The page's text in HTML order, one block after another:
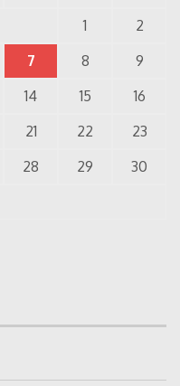
1
2
7 8
9
14 15
16
21 22
23
28 29
30